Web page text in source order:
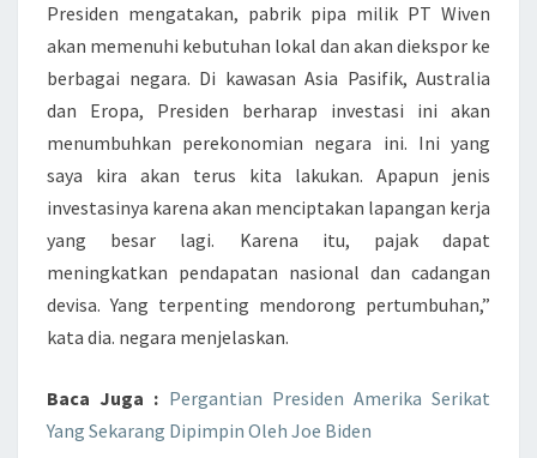
I
T
E
R
B
A
I
K
P
A
D
K
R
Presiden mengatakan, pabrik pipa milik PT Wiven
akan memenuhi kebutuhan lokal dan akan diekspor ke
berbagai negara. Di kawasan Asia Pasifik, Australia
dan Eropa, Presiden berharap investasi ini akan
menumbuhkan perekonomian negara ini. Ini yang
saya kira akan terus kita lakukan. Apapun jenis
investasinya karena akan menciptakan lapangan kerja
yang besar lagi. Karena itu, pajak dapat
meningkatkan pendapatan nasional dan cadangan
devisa. Yang terpenting mendorong pertumbuhan,”
kata dia. negara menjelaskan.
Baca Juga : Pergantian Presiden Amerika Serikat
Yang Sekarang Dipimpin Oleh Joe Biden